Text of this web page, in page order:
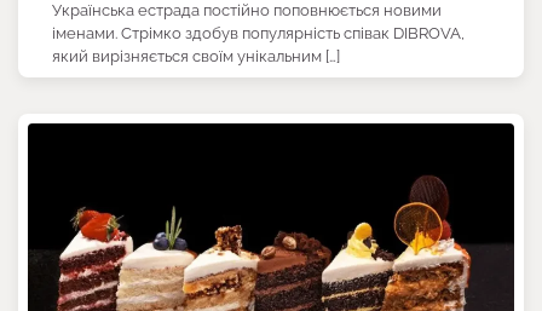
Українська естрада постійно поповнюється новими
іменами. Стрімко здобув популярність співак DIBROVA,
який вирізняється своїм унікальним […]